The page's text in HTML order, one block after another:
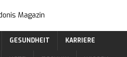
GESUNDHEIT KARRIERE